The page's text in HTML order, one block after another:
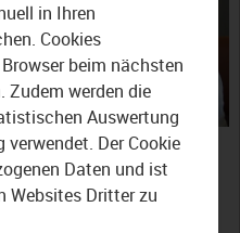
Magazin:
in Ihren
Cookies
beim nächsten
Zudem werden die
Auswertung
Der Cookie
Daten und ist
Websites Dritter zu